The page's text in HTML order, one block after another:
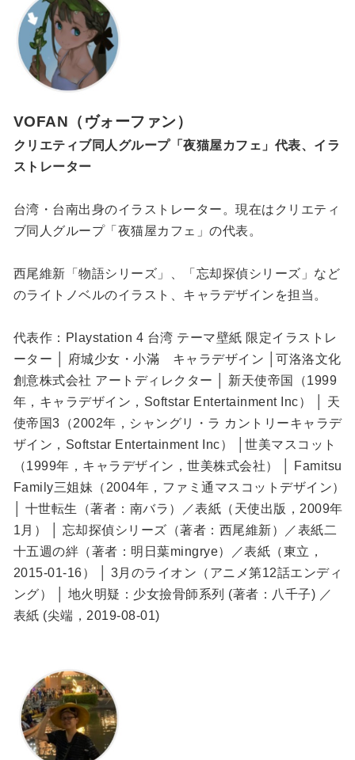
VOFAN（ヴォーファン）
クリエティブ同人グループ「夜猫屋カフェ」代表、イラ
ストレーター
台湾・台南出身のイラストレーター。現在はクリエティ
ブ同人グループ「夜猫屋カフェ」の代表。
西尾維新「物語シリーズ」、「忘却探偵シリーズ」など
のライトノベルのイラスト、キャラデザインを担当。
代表作：Playstation 4 台湾 テーマ壁紙 限定イラストレ
ーター │ 府城少女・小滿 キャラデザイン │可洛洛文化
創意株式会社 アートディレクター │ 新天使帝国（1999
年，キャラデザイン，Softstar Entertainment Inc） │ 天
使帝国3（2002年，シャングリ・ラ カントリーキャラデ
ザイン，Softstar Entertainment Inc） │世美マスコット
（1999年，キャラデザイン，世美株式会社） │ Famitsu
Family三姐妹（2004年，ファミ通マスコットデザイン）
│ 十世転生（著者：南バラ）／表紙（天使出版，2009年
1月） │ 忘却探偵シリーズ（著者：西尾維新）／表紙二
十五週の絆（著者：明日葉mingrye）／表紙（東立，
2015-01-16） │ 3月のライオン（アニメ第12話エンディ
ング） │ 地火明疑：少女撿骨師系列 (著者：八千子) ／
表紙 (尖端，2019-08-01)